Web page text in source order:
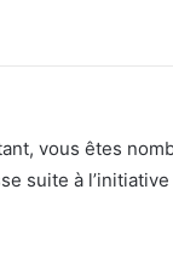
vous êtes
suite à